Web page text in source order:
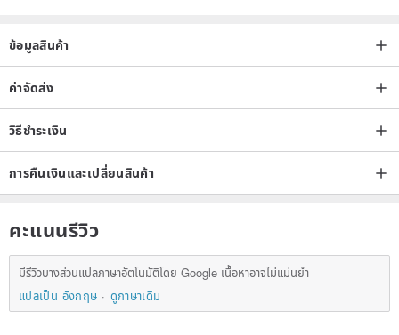
ข้อมูลสินค้า
ค่าจัดส่ง
วิธีชำระเงิน
การคืนเงินและเปลี่ยนสินค้า
คะแนนรีวิว
มีรีวิวบางส่วนแปลภาษาอัตโนมัติโดย Google เนื้อหาอาจไม่แม่นยำ
แปลเป็น อังกฤษ
ดูภาษาเดิม